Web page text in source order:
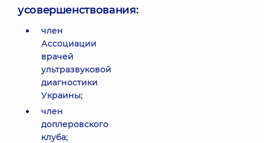
усовершенствования:
член
Ассоциации
врачей
ультразвуковой
диагностики
Украины;
член
доплеровского
клуба;